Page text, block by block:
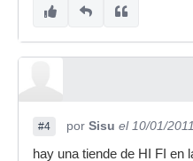
#4 por Sisu el 10/01/2011
hay una tiende de HI FI en